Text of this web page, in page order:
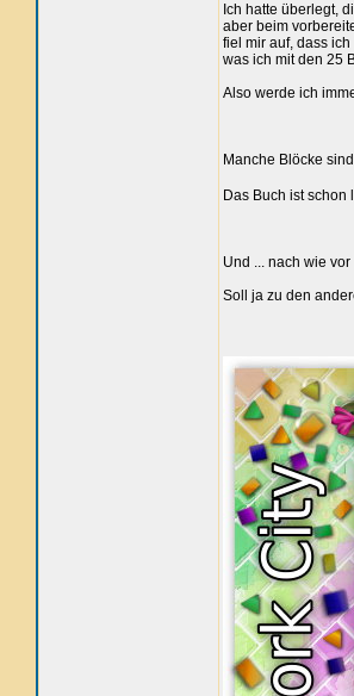
Ich hatte überlegt,
aber beim
fiel mir auf, dass
was ich mit den 25
Also werde ich
Manche Blöcke
Das Buch ist schon
Und ... nach wie
Soll ja zu den